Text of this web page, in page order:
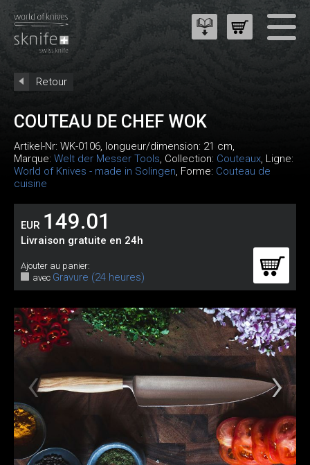
Retour
COUTEAU DE CHEF WOK
Artikel-Nr: WK-0106, longueur/dimension: 21 cm,
Marque: Welt der Messer Tools, Collection: Couteaux, Ligne:
World of Knives - made in Solingen, Forme: Couteau de
cuisine
EUR 149.01
Livraison gratuite en 24h
Ajouter au panier:
avec Gravure (24 heures)